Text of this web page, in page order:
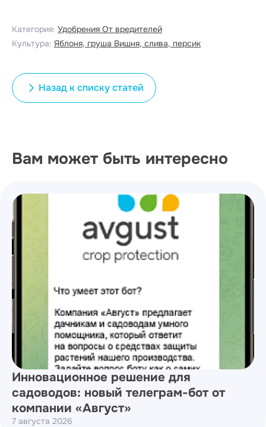
Категория: Удобрения От вредителей
Культура: Яблоня, груша Вишня, слива, персик
Назад к списку статей
Вам может быть интересно
Инновационное решение для
садоводов: новый телеграм-бот от
компании «Август»
7 августа 2026